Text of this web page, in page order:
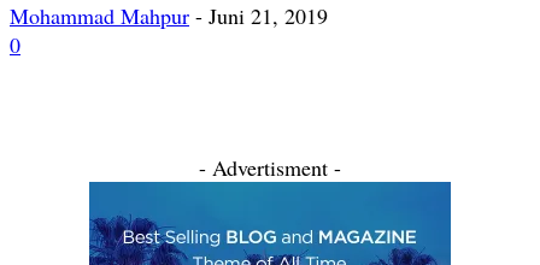
Mohammad Mahpur - Juni 21, 2019
0
- Advertisment -